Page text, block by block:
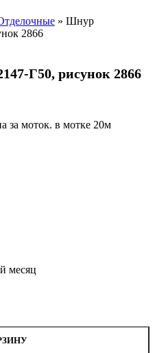
» Шнур
2866
Г50, рисунок 2866
за моток. в мотке 20м
месяц
03С2147-Г50, рисунок